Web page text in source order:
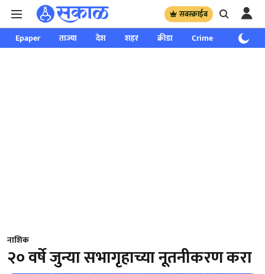
सबस्क्राईब
Epaper ताज्या देश शहर क्रीडा Crime साप्ताहिक
नाशिक
२० वर्षे जुन्या सभागृहाच्या नूतनीकरण करा